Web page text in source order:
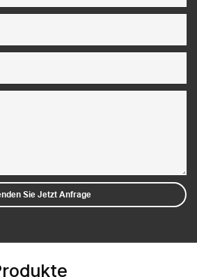
Sie Jetzt Anfrage